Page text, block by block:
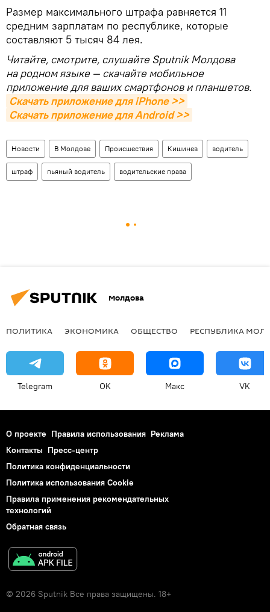
Размер максимального штрафа равняется 11
средним зарплатам по республике, которые
составляют 5 тысяч 84 лея.
Читайте, смотрите, слушайте Sputnik Молдова
на родном языке — скачайте мобильное
приложение для ваших смартфонов и планшетов.
Скачать приложение для iPhone >>
Скачать приложение для Android >>
Новости В Молдове Происшествия Кишинев водитель
штраф пьяный водитель водительские права
Молдова
ПОЛИТИКА ЭКОНОМИКА ОБЩЕСТВО РЕСПУБЛИКА
Telegram OK Макс VK
О проекте Правила использования Реклама
Контакты Пресс-центр
Политика конфиденциальности
Политика использования Cookie
Правила применения рекомендательных
технологий
Обратная связь
© 2026 Sputnik Все права защищены. 18+